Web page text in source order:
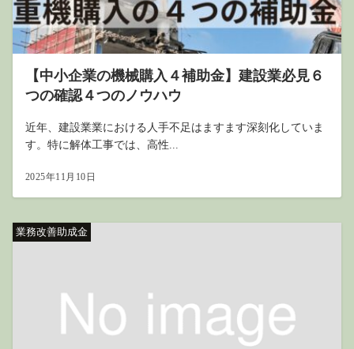
【中小企業の機械購入４補助金】建設業必見６
つの確認４つのノウハウ
近年、建設業業における人手不足はますます深刻化していま
す。特に解体工事では、高性...
2025年11月10日
業務改善助成金